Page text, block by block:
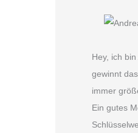
Hey, ich
gewinnt
immer
Ein gutes